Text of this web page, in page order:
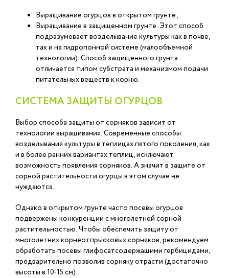
Выращивание огурцов в открытом грунте;
Выращивание в защищенном грунте. Этот способ
подразумевает возделывание культуры как в почве,
так и на гидропонной системе (малообъемной
технологии). Способ защищенного грунта
отличается типом субстрата и механизмом подачи
питательных веществ к корню.
СИСТЕМА ЗАЩИТЫ ОГУРЦОВ
Выбор способа защиты от сорняков зависит от
технологии выращивания. Современные способы
возделывания культуры в теплицах пятого поколения, как
и в более ранних вариантах теплиц, исключают
возможность появления сорняков. А значит в защите от
сорной растительности огурцы в этом случае не
нуждаются.
Однако в открытом грунте часто посевы огурцов
подвержены конкуренции с многолетней сорной
растительностью. Чтобы обеспечить защиту от
многолетних корнеотпрысковых сорняков, рекомендуем
обработать посевы глифосатсодержащими гербицидами,
предварительно позволив сорняку отрасти (достаточно
высоты в 10-15 см).